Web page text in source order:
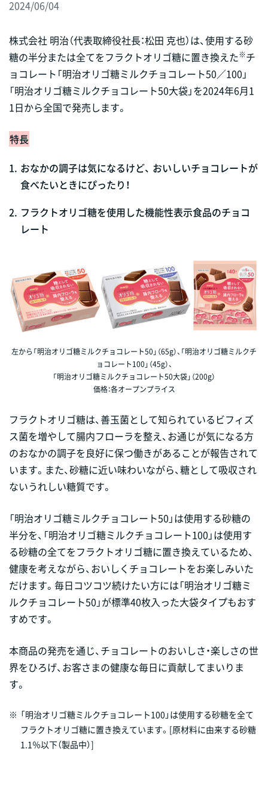
2024/06/04
株式会社 明治（代表取締役社長：松田 克也）は、使用する砂
糖の半分または全てをフラクトオリゴ糖に置き換えた※チ
ョコレート「明治オリゴ糖ミルクチョコレート50／100」
「明治オリゴ糖ミルクチョコレート50大袋」を2024年6月1
1日から全国で発売します。
特長
1. おなかの調子は気になるけど、 おいしいチョコレートが
食べたいときにぴったり！
2. フラクトオリゴ糖を使用した機能性表示食品のチョコ
レート
左から「明治オリゴ糖ミルクチョコレート50」（65g）、「明治オリゴ糖ミルクチ
ョコレート100」（45g）、
「明治オリゴ糖ミルクチョコレート50大袋」（200g）
価格：各オープンプライス
フラクトオリゴ糖は、善玉菌として知られているビフィズ
ス菌を増やして腸内フローラを整え、お通じが気になる方
のおなかの調子を良好に保つ働きがあることが報告されて
います。また、砂糖に近い味わいながら、糖として吸収され
ないうれしい糖質です。
「明治オリゴ糖ミルクチョコレート50」は使用する砂糖の
半分を、「明治オリゴ糖ミルクチョコレート100」は使用す
る砂糖の全てをフラクトオリゴ糖に置き換えているため、
健康を考えながら、おいしくチョコレートをお楽しみいた
だけます。毎日コツコツ続けたい方には「明治オリゴ糖ミ
ルクチョコレート50」が標準40枚入った大袋タイプもおす
すめです。
本商品の発売を通じ、チョコレートのおいしさ・楽しさの世
界をひろげ、お客さまの健康な毎日に貢献してまいりま
す。
※ 「明治オリゴ糖ミルクチョコレート100」は使用する砂糖を全て
フラクトオリゴ糖に置き換えています。[原材料に由来する砂糖
1.1％以下（製品中）]